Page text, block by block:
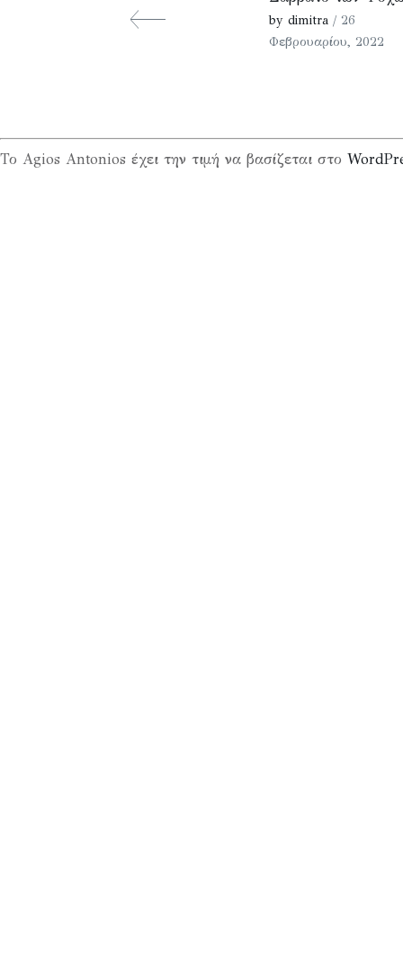
by dimitra / 26
Φεβρουαρίου, 2022
Το Agios Antonios έχει την τιμή να βασίζεται στο